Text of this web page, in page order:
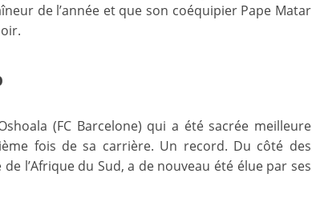
de l’année et que son coéquipier Pape Matar
(FC Barcelone) qui a été sacrée meilleure
fois de sa carrière. Un record. Du côté des
l’Afrique du Sud, a de nouveau été élue par ses